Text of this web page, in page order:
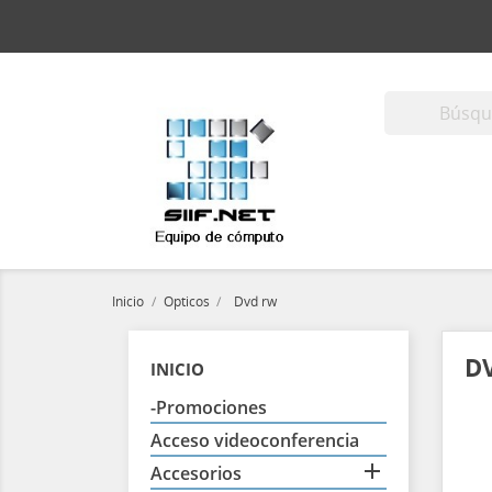
Inicio Opticos Dvd rw
INICIO
-Promociones
Acceso videoconferencia
Accesorios
